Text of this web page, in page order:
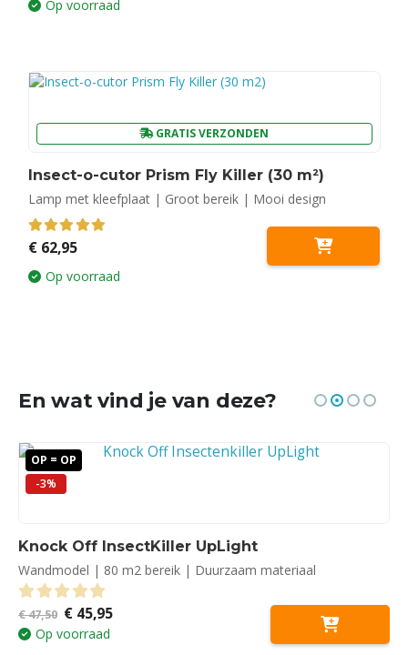
Op voorraad
GRATIS VERZONDEN
Insect-o-cutor Prism Fly Killer (30 m²)
Lamp met kleefplaat | Groot bereik | Mooi design
5.00out of 5
€62,95
Op voorraad
En wat vind je van deze?
OP = OP
-3%
Knock Off InsectKiller UpLight
Wandmodel | 80 m2 bereik | Duurzaam materiaal
0out of 5
€47,50 Oorspronkelijke
prijs
was:
€45,95Huidige
Op voorraad